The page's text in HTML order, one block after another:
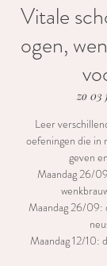
Vitale
ogen,
zo 03
Leer
oefeningen die in
geven
Maandag 26/
Maandag 26/09:
Maandag 12/10: